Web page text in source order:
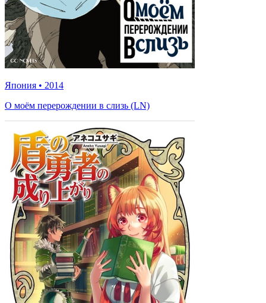
Япония • 2014
О моём перерождении в слизь (LN)